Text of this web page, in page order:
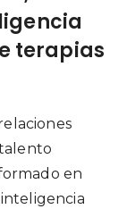
terapias
en